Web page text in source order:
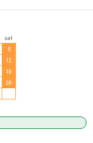
sat
5
12
19
26